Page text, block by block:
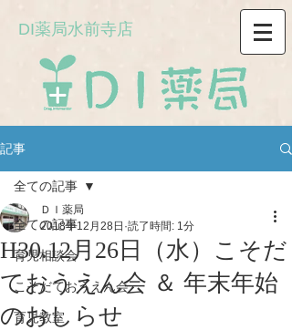
DI薬局水前寺店
記事
全ての記事
育児相談会
こそだておうえん会
育児教室
全ての記事
H30.12月26日（水）こそだ
ておうえん会 ＆ 年末年始
のおしらせ
ＤＩ薬局
2018年12月28日 読了時間: 1分